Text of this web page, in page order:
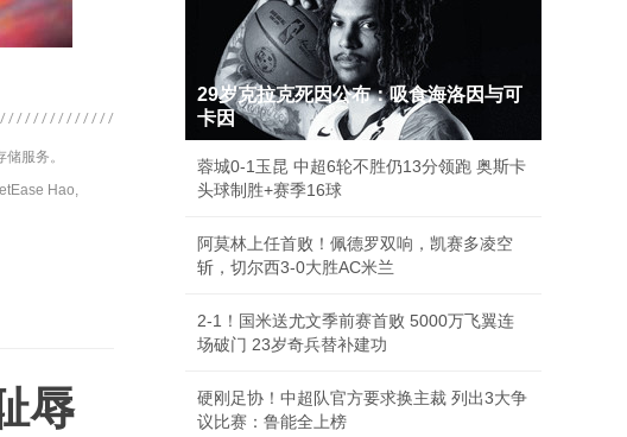
服务。
Hao,
辱
29岁克拉克死因公布：吸食海洛因与可
卡因
蓉城0-1玉昆 中超6轮不胜仍13分领跑 奥斯卡
头球制胜+赛季16球
阿莫林上任首败！佩德罗双响，凯赛多凌空
斩，切尔西3-0大胜AC米兰
2-1！国米送尤文季前赛首败 5000万飞翼连
场破门 23岁奇兵替补建功
硬刚足协！中超队官方要求换主裁 列出3大争
议比赛：鲁能全上榜